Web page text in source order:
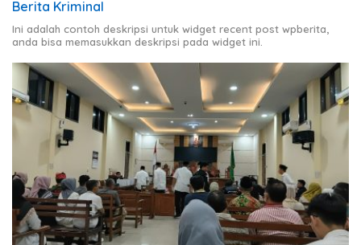
Berita Kriminal
Ini adalah contoh deskripsi untuk widget recent post wpberita,
anda bisa memasukkan deskripsi pada widget ini.